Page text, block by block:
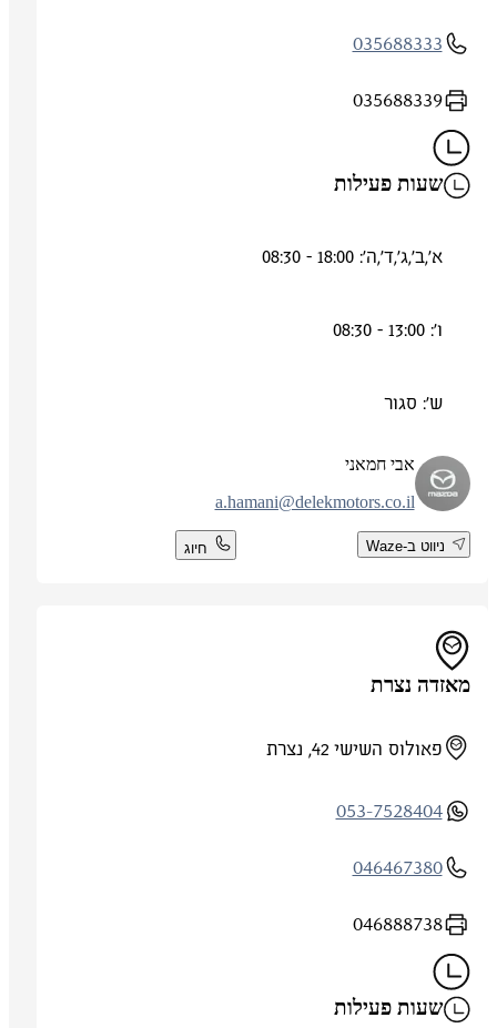
035688333
035688339
שעות פעילות
א',ב',ג',ד',ה': 18:00 - 08:30
ש': סגור
אבי חמאני
a.hamani@delekmotors.co.il
ניווט ב-Waze חיוג
מאזדה נצרת
פאולוס השישי 42, נצרת
053-7528404
046467380
046888738
שעות פעילות